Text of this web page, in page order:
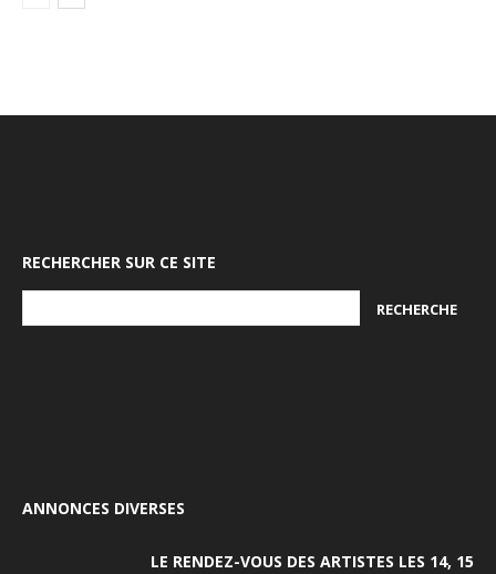
RECHERCHER SUR CE SITE
ANNONCES DIVERSES
LE RENDEZ-VOUS DES ARTISTES LES 14, 15